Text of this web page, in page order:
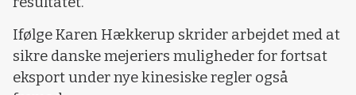
Ifølge Karen Hækkerup skrider arbejdet med at
sikre danske mejeriers muligheder for fortsat
eksport under nye kinesiske regler også